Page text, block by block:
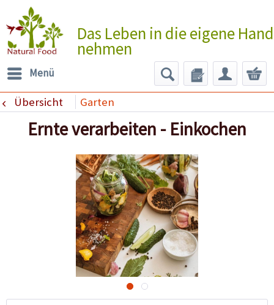
Das Leben in die eigene Hand
nehmen
Menü
Übersicht Garten
Ernte verarbeiten - Einkochen